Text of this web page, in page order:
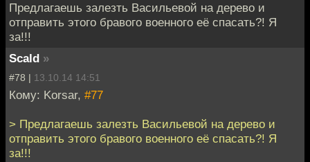
Предлагаешь залезть Васильевой на дерево и
отправить этого бравого военного её спасать?! Я
за!!!
Scald »
#78 | 13.10.14 14:51
Кому: Korsar, #77
> Предлагаешь залезть Васильевой на дерево и
отправить этого бравого военного её спасать?! Я
за!!!